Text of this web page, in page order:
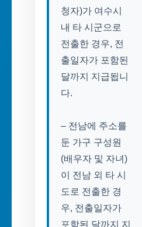
청자)가 여수시
내 타 시군으로
전출한 경우, 전
출일자가 포함된
달까지 지급됩니
다.
– 전남에 주소를
둔 가구 구성원
(배우자 및 자녀)
이 전남 외 타 시
도로 전출한 경
우, 전출일자가
포함된 달까지 지